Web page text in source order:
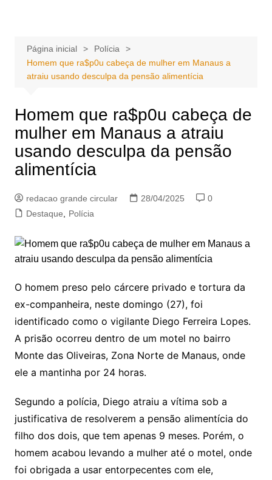
conteúdoPágina inicial
Polícia
Homem que ra$p0u cabeça de mulher em Manaus a
atraiu usando desculpa da pensão alimentícia
Homem que ra$p0u cabeça de
mulher em Manaus a atraiu
usando desculpa da pensão
alimentícia
redacao grande circular 28/04/2025
0
Destaque
Polícia
O homem preso pelo cárcere privado e tortura da
ex-companheira, neste domingo (27), foi
identificado como o vigilante Diego Ferreira Lopes.
A prisão ocorreu dentro de um motel no bairro
Monte das Oliveiras, Zona Norte de Manaus, onde
ele a mantinha por 24 horas.
Segundo a polícia, Diego atraiu a vítima sob a
justificativa de resolverem a pensão alimentícia do
filho dos dois, que tem apenas 9 meses. Porém, o
homem acabou levando a mulher até o motel, onde
foi obrigada a usar entorpecentes com ele,